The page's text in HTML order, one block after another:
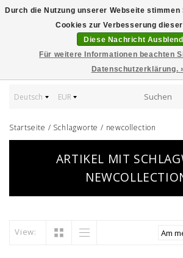
Deutsch EUR
Startseite / Schlagworte / newcollection
ARTIKEL MIT
View:
Durch die Nutzung unserer Webseite stimmen
Cookies zur Verbesserung
Diese Nachricht
Für weitere Informationen beachten
Datenschutzerklärung.